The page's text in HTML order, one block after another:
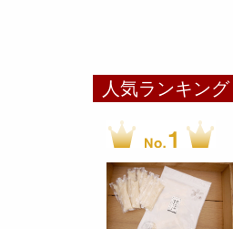
人気ランキング